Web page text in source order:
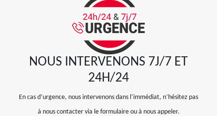
NOUS INTERVENONS 7J/7 ET
24H/24
En cas d’urgence, nous intervenons dans l’immédiat, n’hésitez pas
à nous contacter via le formulaire ou à nous appeler.